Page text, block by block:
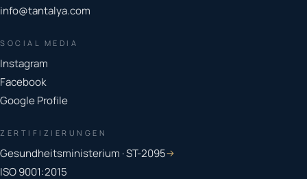
info@tantalya.com
SOCIAL MEDIA
Instagram
Facebook
Google Profile
ZERTIFIZIERUNGEN
Gesundheitsministerium · ST-2095→
ISO 9001:2015